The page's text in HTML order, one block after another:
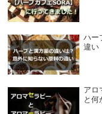
ハー
違い
アロ
と何